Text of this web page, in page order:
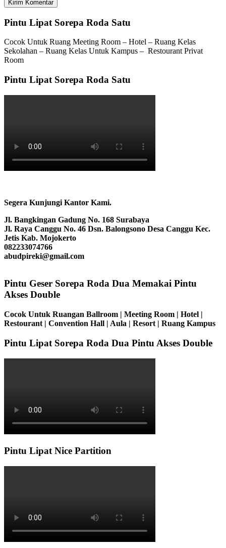
Pintu Lipat Sorepa Roda Satu
Cocok Untuk Ruang Meeting Room – Hotel – Ruang Kelas
Sekolahan – Ruang Kelas Untuk Kampus – Restourant Privat
Room
Pintu Lipat Sorepa Roda Satu
Segera Kunjungi Kantor Kami.
Jl. Bangkingan Gadung No. 168 Surabaya
Jl. Raya Canggu No. 46 Dsn. Balongsono Desa Canggu Kec.
Jetis Kab. Mojokerto
082233074766
abudpireki@gmail.com
Pintu Geser Sorepa Roda Dua Memakai Pintu
Akses Double
Cocok Untuk Ruangan Ballroom | Meeting Room | Hotel |
Restourant | Convention Hall | Aula | Resort | Ruang Kampus
Pintu Lipat Sorepa Roda Dua Pintu Akses Double
Pintu Lipat Nice Partition